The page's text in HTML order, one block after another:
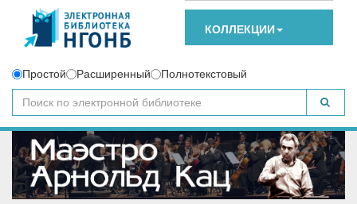
КОЛЛЕКЦИИ
Простой Расширенный Полнотекстовый